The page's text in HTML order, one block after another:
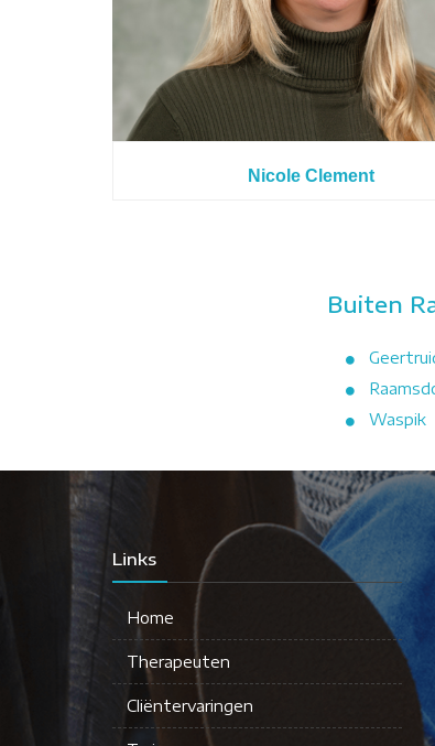
Nicole Clement
Buiten
Waspik
Links
Home
Therapeuten
Cliëntervaringen